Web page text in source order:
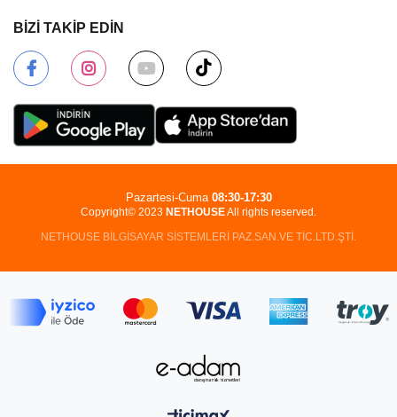
BİZİ TAKİP EDİN
Copyright© 2023 NETHOUSEAll rights reserved.
NETHOUSE BİLGİSAYAR SİSTEMLERİ PAZ.SAN.VE TİC.LTD.ŞTİ.
Pazartesi-Cuma 08:30-17:30